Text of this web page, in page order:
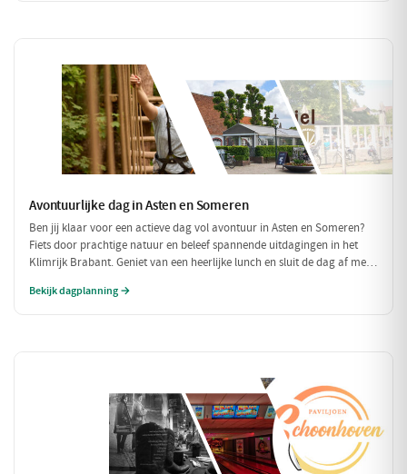
Avontuurlijke dag in Asten en Someren
Ben jij klaar voor een actieve dag vol avontuur in Asten en Someren?
Fiets door prachtige natuur en beleef spannende uitdagingen in het
Klimrijk Brabant. Geniet van een heerlijke lunch en sluit de dag af met
fietsen!
Bekijk dagplanning →